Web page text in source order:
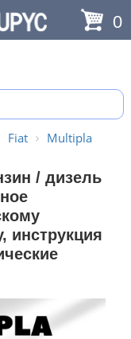
0
Fiat Multipla
/ дизель
инструкция